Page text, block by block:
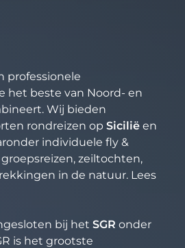
professionele
het beste van Noord- en
Wij bieden
rondreizen op Sicilië en
individuele fly &
zeiltochten,
in de natuur. Lees
bij het SGR onder
is het grootste